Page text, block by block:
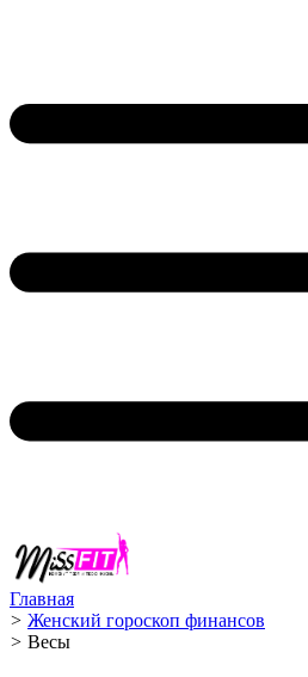
Главная
> Женский гороскоп финансов
> Весы ️